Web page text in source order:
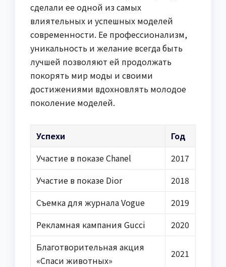
сделали ее одной из самых
влиятельных и успешных моделей
современности. Ее профессионализм,
уникальность и желание всегда быть
лучшей позволяют ей продолжать
покорять мир моды и своими
достижениями вдохновлять молодое
поколение моделей.
Успехи
Год
Участие в показе Chanel
2017
Участие в показе Dior
2018
Съемка для журнала Vogue
2019
Рекламная кампания Gucci
2020
Благотворительная акция
«Спаси животных»
2021